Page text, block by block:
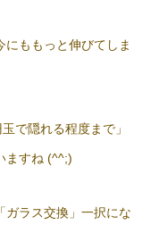
ももっと伸びてしま
で隠れる程度まで」
ますね (^^;)
ガラス交換」一択にな